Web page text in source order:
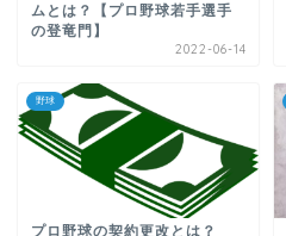
ムとは？【プロ野球若手選手
の登竜門】
2022-06-14
野球
プロ野球の契約更改とは？